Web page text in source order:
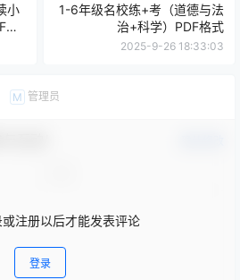
小
格
1-6年级名校练+考（道德与法
治+科学）PDF格式
2025-9-26 18:33:03
M 管理员
注册以后才能发表评论
登录